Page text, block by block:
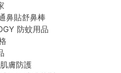
鼻貼舒鼻棒
防蚊用品
膚防護